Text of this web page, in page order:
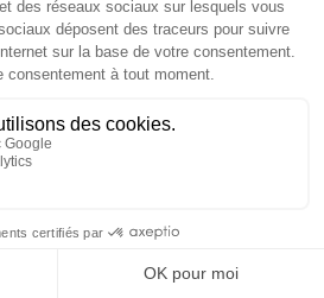
et vendredi 26 septembre 2025,
l’édition contemporaine (IMEC)